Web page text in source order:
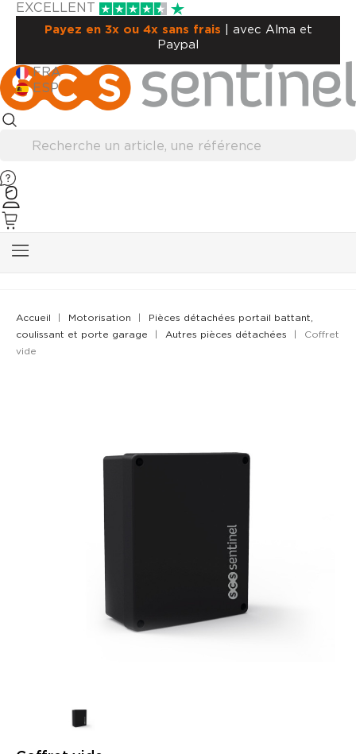
EXCELLENT
Payez en 3x ou 4x sans frais | avec Alma et
Paypal
FRA
ESP
Accueil Motorisation
Pièces détachées portail battant,
coulissant et porte garage
Autres pièces détachées
Coffret
vide